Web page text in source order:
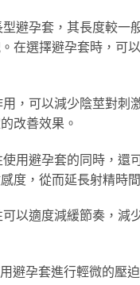
避孕套，其長度較一
在選擇避孕套時，可
，可以減少陰莖對刺
改善效果。
使用避孕套的同時，還
度，從而延長射精時間
以適度減緩節奏，減
避孕套進行輕微的壓